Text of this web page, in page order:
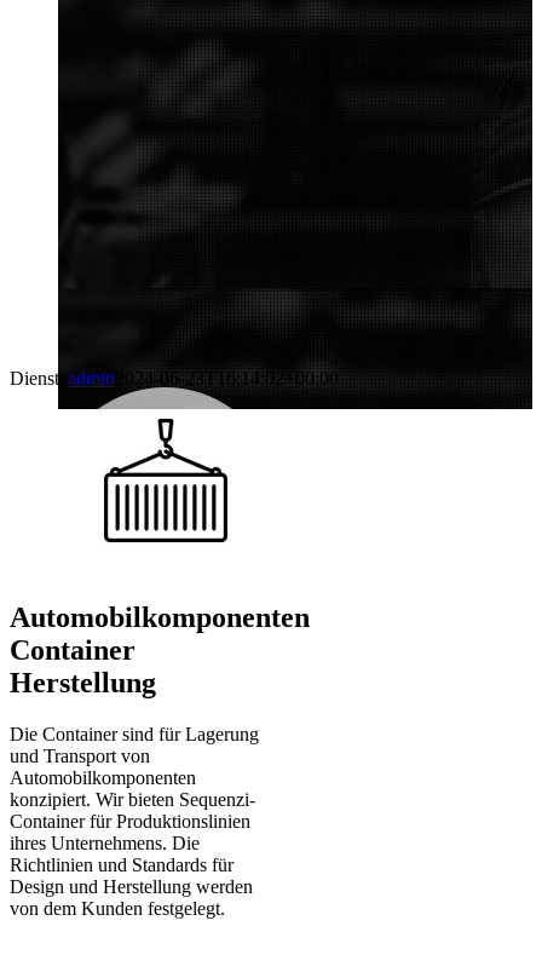
Dienste admin 2024-06-23T16:14:02+00:00
Automobilkomponenten
Container
Herstellung
Die Container sind für Lagerung
und Transport von
Automobilkomponenten
konzipiert. Wir bieten Sequenzi-
Container für Produktionslinien
ihres Unternehmens. Die
Richtlinien und Standards für
Design und Herstellung werden
von dem Kunden festgelegt.